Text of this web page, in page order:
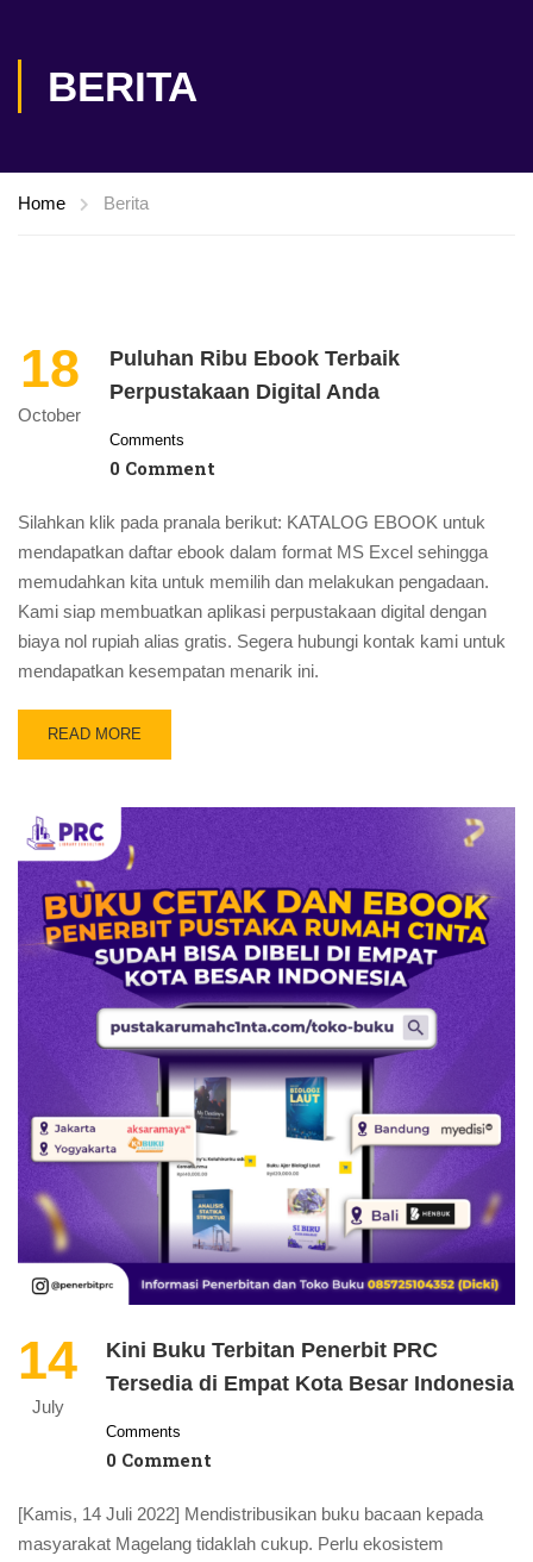
BERITA
Home Berita
18
October
Puluhan Ribu Ebook Terbaik
Perpustakaan Digital Anda
Comments
0 Comment
Silahkan klik pada pranala berikut: KATALOG EBOOK untuk
mendapatkan daftar ebook dalam format MS Excel sehingga
memudahkan kita untuk memilih dan melakukan pengadaan.
Kami siap membuatkan aplikasi perpustakaan digital dengan
biaya nol rupiah alias gratis. Segera hubungi kontak kami untuk
mendapatkan kesempatan menarik ini.
READ MORE
14
July
Kini Buku Terbitan Penerbit PRC
Tersedia di Empat Kota Besar Indonesia
Comments
0 Comment
[Kamis, 14 Juli 2022] Mendistribusikan buku bacaan kepada
masyarakat Magelang tidaklah cukup. Perlu ekosistem